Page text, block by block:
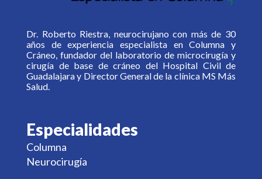
Dr. Roberto Riestra, neurocirujano con más de 30
años de experiencia especialista en Columna y
Cráneo, fundador del laboratorio de microcirugía y
cirugía de base de cráneo del Hospital Civil de
Guadalajara y Director General de la clínica MS Más
Salud.
Especialidades
Columna
Neurocirugía